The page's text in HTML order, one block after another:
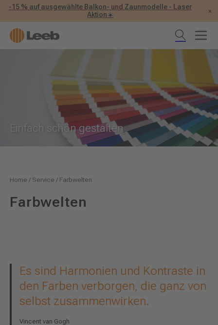
-15 % auf ausgewählte Balkon- und Zaunmodelle - Laser
Aktion☀️
×
Einfach schön gestalten
Home / Service / Farbwelten
Farbwelten
Es sind Harmonien und Kontraste in
den Farben verborgen, die ganz von
selbst zusammenwirken.
Vincent van Gogh